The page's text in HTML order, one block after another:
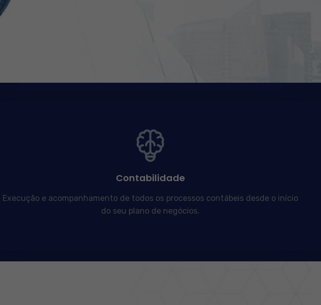
Contabilidade
Execução e acompanhamento de todos os processos contábeis desde o início
do seu plano de negócios.